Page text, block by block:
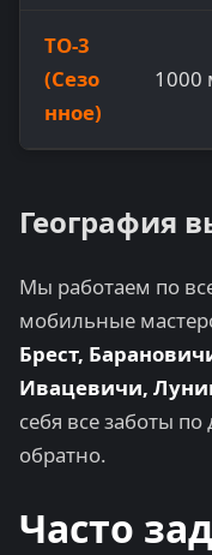
ТО-3
(Сезо
нное)
1000
География
Мы работаем по
мобильные
Брест,
Ивацевичи,
себя все заботы
обратно.
Часто